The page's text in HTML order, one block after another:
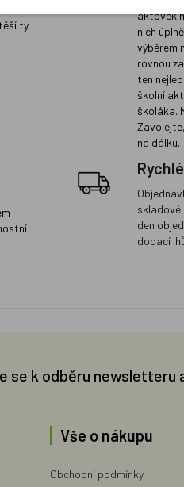
ty
aktovek
nich
výběrem
rovnou
ten
školní
školáka.
na dálku.
skladové
den
dodací
se k odběru newsletteru
Vše o nákupu
Obchodní podmínky